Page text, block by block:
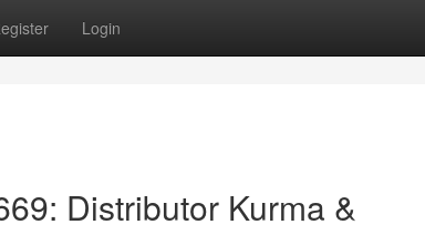
Login
Distributor Kurma &